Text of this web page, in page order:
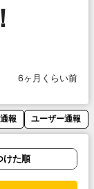
6ヶ月くらい前
報 ユーザー通報
けた順